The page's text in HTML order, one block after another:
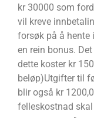
kr 30000 som
vil kreve
forsøk på å hente
en rein bonus.
dette koster kr
beløp)Utgifter til
blir også kr
felleskostnad